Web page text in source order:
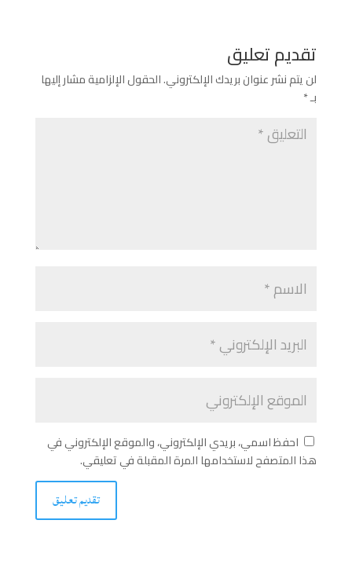
تقديم تعليق
لن يتم نشر عنوان بريدك الإلكتروني.الحقول الإلزامية مشار إليها
بـ*
احفظ اسمي، بريدي الإلكتروني، والموقع الإلكتروني في
هذا المتصفح لاستخدامها المرة المقبلة في تعليقي.